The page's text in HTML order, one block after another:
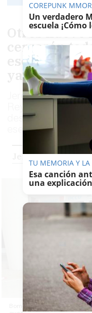
Otros
cerrarán
esencial
ya son 17
Jerez, Rota,
Rey, Setenil,
desde este
esencial durante
Jerez se plantea
Bomberos realizan tareas
COREPUNK
Un verdadero
escuela
TU MEMORIA Y
Esa canción
una explicación